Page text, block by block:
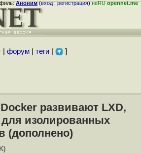
Аноним(вход|регистрация)неRUopennet.me
форум| теги| ]
развивают LXD,
для изолированных
(дополнено)